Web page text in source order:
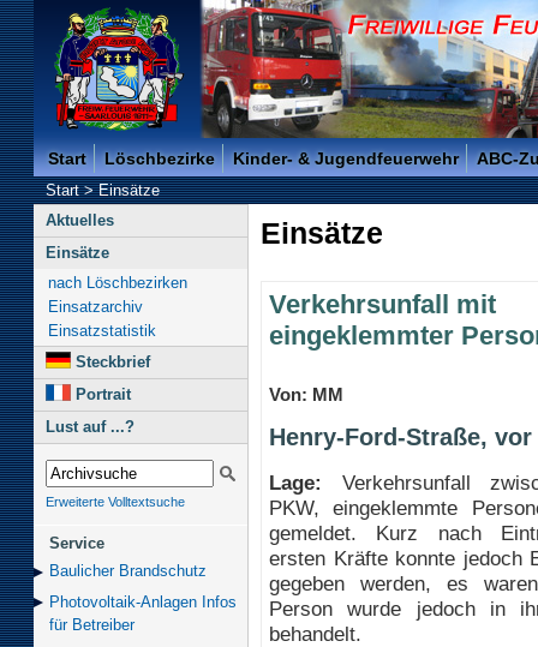
Freiwillige Feuerwehr der Kreisstadt Saarlouis -
Start Löschbezirke Kinder- & Jugendfeuerwehr ABC-
Start>Einsätze
Aktuelles
Einsätze
nach Löschbezirken
Einsatzarchiv
Einsatzstatistik
Steckbrief
Portrait
Lust auf ...?
Erweiterte Volltextsuche
Service
Baulicher Brand­schutz
Photovoltaik-Anlagen Infos
für Betreiber
Einsätze
Verkehrsunfall mit
eingeklemmter
Von: MM
Henry-Ford-Straße,
Lage: Verkehrsunfall
PKW, eingeklemmte
gemeldet. Kurz nach
ersten Kräfte konnte jedoch
gegeben werden, es
Person wurde jedoch in
behandelt.